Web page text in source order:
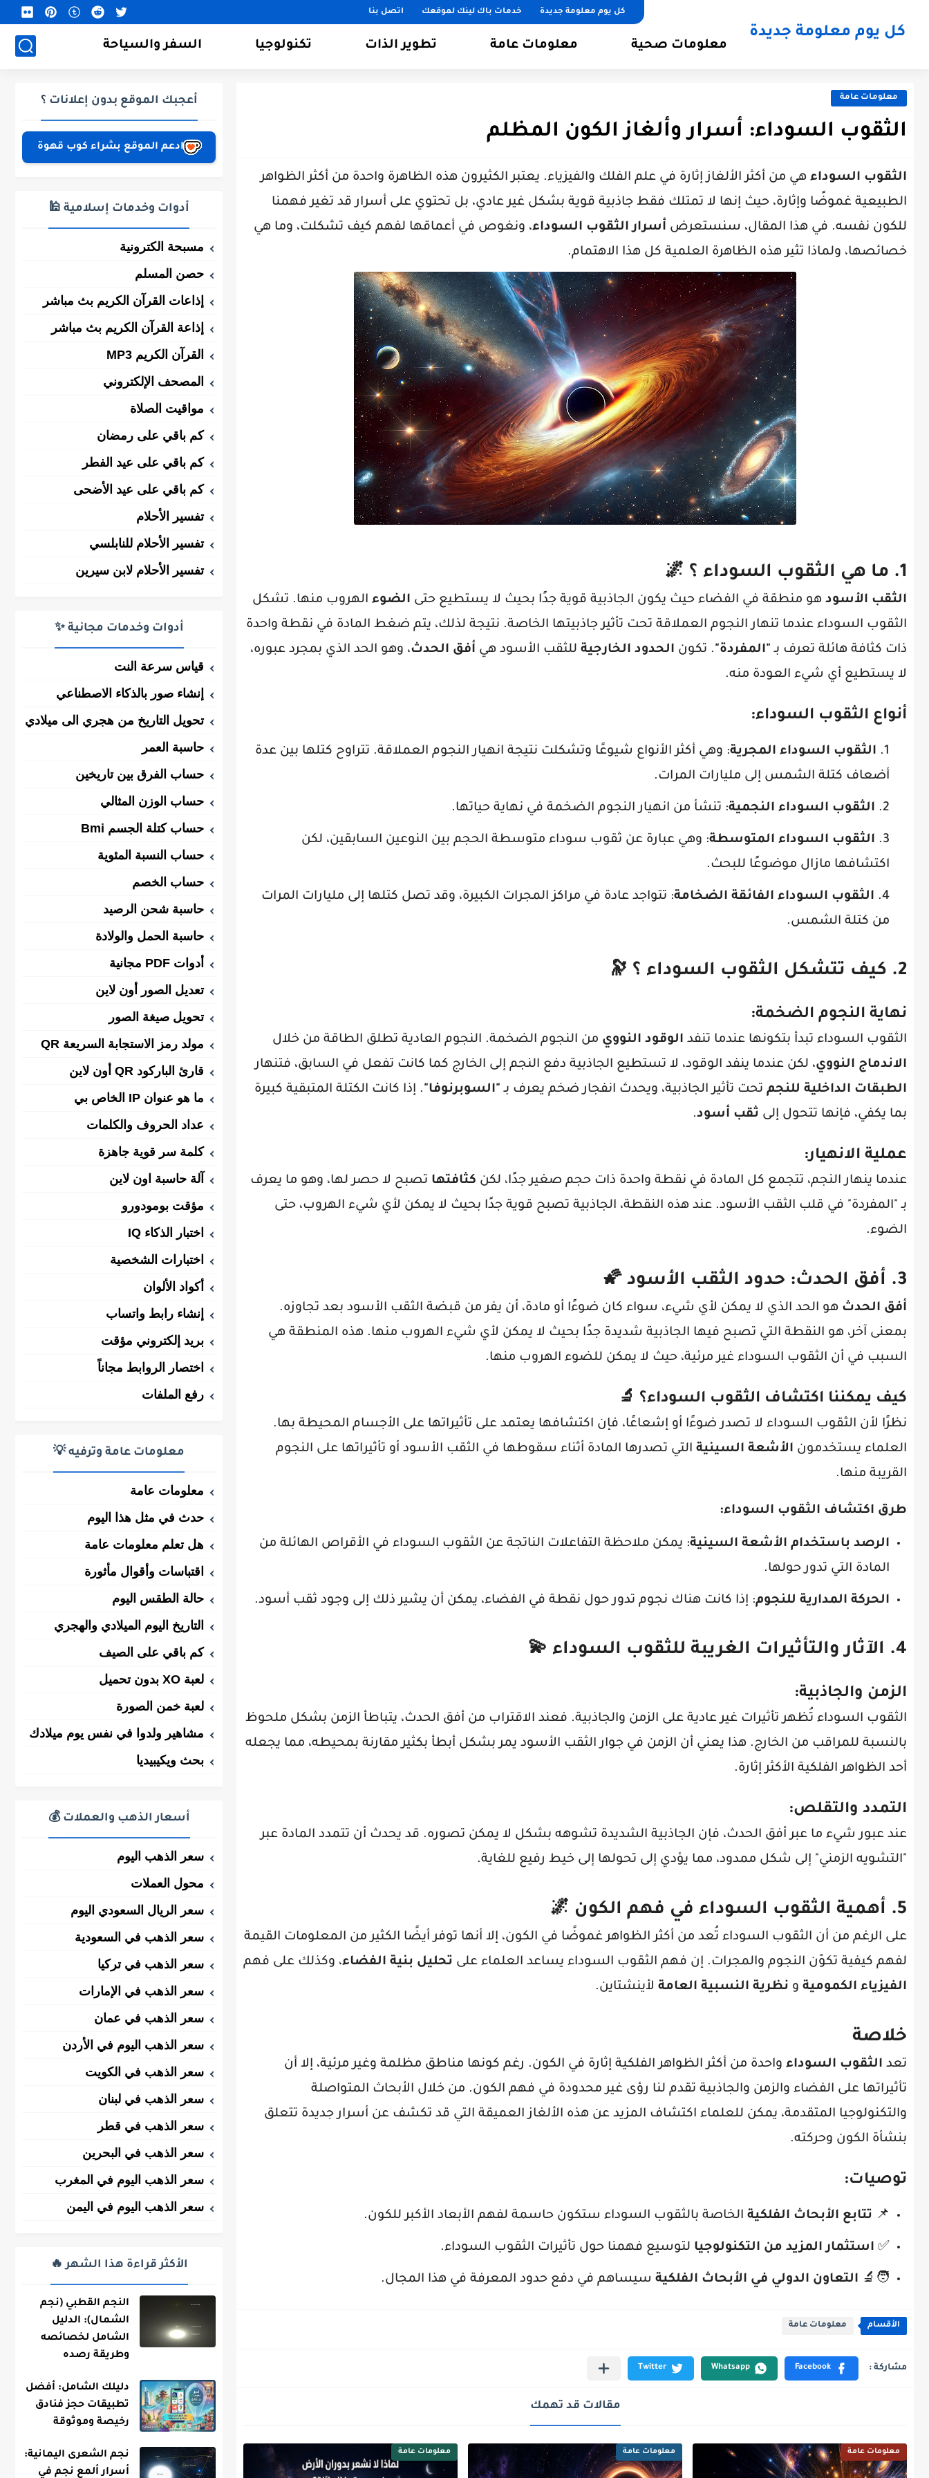
كل يوم معلومة جديدة خدمات باك لينك لموقعك اتصل بنا
كل يوم معلومة جديدة
معلومات صحية معلومات عامة تطوير الذات تكنولوجيا السفر والسياحة
معلومات عامة
الثقوب السوداء: أسرار وألغاز الكون المظلم
الثقوب السوداء هي من أكثر الألغاز إثارة في علم الفلك والفيزياء. يعتبر الكثيرون هذه الظاهرة واحدة من أكثر الظواهر
الطبيعية غموضًا وإثارة، حيث إنها لا تمتلك فقط جاذبية قوية بشكل غير عادي، بل تحتوي على أسرار قد تغير فهمنا
للكون نفسه. في هذا المقال، سنستعرض أسرار الثقوب السوداء، ونغوص في أعماقها لفهم كيف تشكلت، وما هي
خصائصها، ولماذا تثير هذه الظاهرة العلمية كل هذا الاهتمام.
1. ما هي الثقوب السوداء ؟ 🌌
الثقب الأسود هو منطقة في الفضاء حيث يكون الجاذبية قوية جدًا بحيث لا يستطيع حتى الضوء الهروب منها. تشكل
الثقوب السوداء عندما تنهار النجوم العملاقة تحت تأثير جاذبيتها الخاصة. نتيجة لذلك، يتم ضغط المادة في نقطة واحدة
ذات كثافة هائلة تعرف بـ "المفردة". تكون الحدود الخارجية للثقب الأسود هي أفق الحدث، وهو الحد الذي بمجرد عبوره،
لا يستطيع أي شيء العودة منه.
أنواع الثقوب السوداء:
الثقوب السوداء المجرية: وهي أكثر الأنواع شيوعًا وتشكلت نتيجة انهيار النجوم العملاقة. تتراوح كتلها بين عدة
أضعاف كتلة الشمس إلى مليارات المرات.
الثقوب السوداء النجمية: تنشأ من انهيار النجوم الضخمة في نهاية حياتها.
الثقوب السوداء المتوسطة: وهي عبارة عن ثقوب سوداء متوسطة الحجم بين النوعين السابقين، لكن
اكتشافها مازال موضوعًا للبحث.
الثقوب السوداء الفائقة الضخامة: تتواجد عادة في مراكز المجرات الكبيرة، وقد تصل كتلها إلى مليارات المرات
من كتلة الشمس.
2. كيف تتشكل الثقوب السوداء ؟ 🔭
نهاية النجوم الضخمة:
الثقوب السوداء تبدأ بتكونها عندما تنفد الوقود النووي من النجوم الضخمة. النجوم العادية تطلق الطاقة من خلال
الاندماج النووي، لكن عندما ينفد الوقود، لا تستطيع الجاذبية دفع النجم إلى الخارج كما كانت تفعل في السابق، فتنهار
الطبقات الداخلية للنجم تحت تأثير الجاذبية، ويحدث انفجار ضخم يعرف بـ "السوبرنوفا". إذا كانت الكتلة المتبقية كبيرة
بما يكفي، فإنها تتحول إلى ثقب أسود.
عملية الانهيار:
عندما ينهار النجم، تتجمع كل المادة في نقطة واحدة ذات حجم صغير جدًا، لكن كثافتها تصبح لا حصر لها، وهو ما يعرف
بـ "المفردة" في قلب الثقب الأسود. عند هذه النقطة، الجاذبية تصبح قوية جدًا بحيث لا يمكن لأي شيء الهروب، حتى
الضوء.
3. أفق الحدث: حدود الثقب الأسود 🌠
أفق الحدث هو الحد الذي لا يمكن لأي شيء، سواء كان ضوءًا أو مادة، أن يفر من قبضة الثقب الأسود بعد تجاوزه.
بمعنى آخر، هو النقطة التي تصبح فيها الجاذبية شديدة جدًا بحيث لا يمكن لأي شيء الهروب منها. هذه المنطقة هي
السبب في أن الثقوب السوداء غير مرئية، حيث لا يمكن للضوء الهروب منها.
كيف يمكننا اكتشاف الثقوب السوداء؟ 🔬
نظرًا لأن الثقوب السوداء لا تصدر ضوءًا أو إشعاعًا، فإن اكتشافها يعتمد على تأثيراتها على الأجسام المحيطة بها.
العلماء يستخدمون الأشعة السينية التي تصدرها المادة أثناء سقوطها في الثقب الأسود أو تأثيراتها على النجوم
القريبة منها.
طرق اكتشاف الثقوب السوداء:
الرصد باستخدام الأشعة السينية: يمكن ملاحظة التفاعلات الناتجة عن الثقوب السوداء في الأقراص الهائلة من
المادة التي تدور حولها.
الحركة المدارية للنجوم: إذا كانت هناك نجوم تدور حول نقطة في الفضاء، يمكن أن يشير ذلك إلى وجود ثقب أسود.
4. الآثار والتأثيرات الغريبة للثقوب السوداء 💫
الزمن والجاذبية:
الثقوب السوداء تُظهر تأثيرات غير عادية على الزمن والجاذبية. فعند الاقتراب من أفق الحدث، يتباطأ الزمن بشكل ملحوظ
بالنسبة للمراقب من الخارج. هذا يعني أن الزمن في جوار الثقب الأسود يمر بشكل أبطأ بكثير مقارنة بمحيطه، مما يجعله
أحد الظواهر الفلكية الأكثر إثارة.
التمدد والتقلص:
عند عبور شيء ما عبر أفق الحدث، فإن الجاذبية الشديدة تشوهه بشكل لا يمكن تصوره. قد يحدث أن تتمدد المادة عبر
"التشويه الزمني" إلى شكل ممدود، مما يؤدي إلى تحولها إلى خيط رفيع للغاية.
5. أهمية الثقوب السوداء في فهم الكون 🌌
على الرغم من أن الثقوب السوداء تُعد من أكثر الظواهر غموضًا في الكون، إلا أنها توفر أيضًا الكثير من المعلومات القيمة
لفهم كيفية تكوّن النجوم والمجرات. إن فهم الثقوب السوداء يساعد العلماء على تحليل بنية الفضاء، وكذلك على فهم
الفيزياء الكمومية و نظرية النسبية العامة لأينشتاين.
خلاصة
تعد الثقوب السوداء واحدة من أكثر الظواهر الفلكية إثارة في الكون. رغم كونها مناطق مظلمة وغير مرئية، إلا أن
تأثيراتها على الفضاء والزمن والجاذبية تقدم لنا رؤى غير محدودة في فهم الكون. من خلال الأبحاث المتواصلة
والتكنولوجيا المتقدمة، يمكن للعلماء اكتشاف المزيد عن هذه الألغاز العميقة التي قد تكشف عن أسرار جديدة تتعلق
بنشأة الكون وحركته.
توصيات:
📌 تتابع الأبحاث الفلكية الخاصة بالثقوب السوداء ستكون حاسمة لفهم الأبعاد الأكبر للكون.
✅ استثمار المزيد من التكنولوجيا لتوسيع فهمنا حول تأثيرات الثقوب السوداء.
🧑‍🔬 التعاون الدولي في الأبحاث الفلكية سيساهم في دفع حدود المعرفة في هذا المجال.
الأقسام معلومات عامة
مقالات قد تهمك
معلومات عامة معلومات عامة معلومات عامة
أعجبك الموقع بدون إعلانات ؟
ادعم الموقع بشراء كوب قهوة
أدوات وخدمات إسلامية 🕌
مسبحة الكترونية
حصن المسلم
إذاعات القرآن الكريم بث مباشر
إذاعة القرآن الكريم بث مباشر
القرآن الكريم MP3
المصحف الإلكتروني
مواقيت الصلاة
كم باقي على رمضان
كم باقي على عيد الفطر
كم باقي على عيد الأضحى
تفسير الأحلام
تفسير الأحلام للنابلسي
تفسير الأحلام لابن سيرين
أدوات وخدمات مجانية ✨
قياس سرعة النت
إنشاء صور بالذكاء الاصطناعي
تحويل التاريخ من هجري الى ميلادي
حاسبة العمر
حساب الفرق بين تاريخين
حساب الوزن المثالي
حساب كتلة الجسم Bmi
حساب النسبة المئوية
حساب الخصم
حاسبة شحن الرصيد
حاسبة الحمل والولادة
أدوات PDF مجانية
تعديل الصور أون لاين
تحويل صيغة الصور
مولد رمز الاستجابة السريعة QR
قارئ الباركود QR أون لاين
ما هو عنوان IP الخاص بي
عداد الحروف والكلمات
كلمة سر قوية جاهزة
آلة حاسبة اون لاين
مؤقت بومودورو
اختبار الذكاء IQ
اختبارات الشخصية
أكواد الألوان
إنشاء رابط واتساب
بريد إلكتروني مؤقت
اختصار الروابط مجاناً
رفع الملفات
معلومات عامة وترفيه 💡
معلومات عامة
حدث في مثل هذا اليوم
هل تعلم معلومات عامة
اقتباسات وأقوال مأثورة
حالة الطقس اليوم
التاريخ اليوم الميلادي والهجري
كم باقي على الصيف
لعبة XO بدون تحميل
لعبة خمن الصورة
مشاهير ولدوا في نفس يوم ميلادك
بحث ويكيبيديا
أسعار الذهب والعملات 💰
سعر الذهب اليوم
محول العملات
سعر الريال السعودي اليوم
سعر الذهب في السعودية
سعر الذهب في تركيا
سعر الذهب في الإمارات
سعر الذهب في عمان
سعر الذهب اليوم في الأردن
سعر الذهب في الكويت
سعر الذهب في لبنان
سعر الذهب في قطر
سعر الذهب في البحرين
سعر الذهب اليوم في المغرب
سعر الذهب اليوم في اليمن
الأكثر قراءة هذا الشهر 🔥
النجم القطبي (نجم
الشمال): الدليل
الشامل لخصائصه
وطريقة رصده
دليلك الشامل: أفضل
تطبيقات حجز فنادق
رخيصة وموثوقة
نجم الشعرى اليمانية:
أسرار ألمع نجم في